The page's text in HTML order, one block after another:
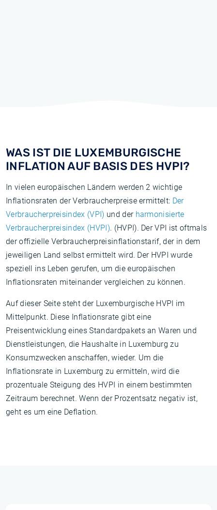
WAS IST DIE LUXEMBURGISCHE
INFLATION AUF BASIS DES HVPI?
In vielen europäischen Ländern werden 2 wichtige
Inflationsraten der Verbraucherpreise ermittelt: Der
Verbraucherpreisindex (VPI) und der harmonisierte
Verbraucherpreisindex (HVPI). (HVPI). Der VPI ist oftmals
der offizielle Verbraucherpreisinflationstarif, der in dem
jeweiligen Land selbst ermittelt wird. Der HVPI wurde
speziell ins Leben gerufen, um die europäischen
Inflationsraten miteinander vergleichen zu können.
Auf dieser Seite steht der Luxemburgische HVPI im
Mittelpunkt. Diese Inflationsrate gibt eine
Preisentwicklung eines Standardpakets an Waren und
Dienstleistungen, die Haushalte in Luxemburg zu
Konsumzwecken anschaffen, wieder. Um die
Inflationsrate in Luxemburg zu ermitteln, wird die
prozentuale Steigung des HVPI in einem bestimmten
Zeitraum berechnet. Wenn der Prozentsatz negativ ist,
geht es um eine Deflation.